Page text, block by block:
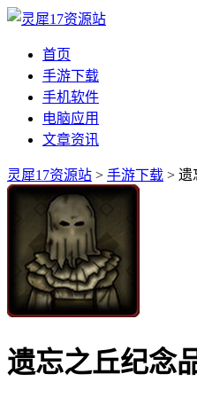
首页
手游下载
手机软件
电脑应用
文章资讯
灵犀17资源站 > 手游下载 > 遗
遗忘之丘纪念